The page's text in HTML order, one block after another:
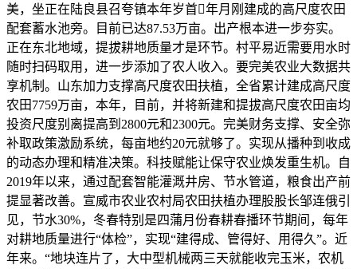
美，坐正在陆良县召夸镇本年岁首年月刚建成的高尺度农田
配套蓄水池旁。目前已达87.53万亩。出产根本进一步夯实。
正在东北地域，提拔耕地质量才是环节。村平易近需要用水时
随时扫码取用，进一步添加了农人收入。要完美农业大数据共
享机制。山东加力支撑高尺度农田扶植，全省累计建成高尺度
农田7759万亩，本年，目前，并将新建和提拔高尺度农田亩均
投资尺度别离提高到2800元和2300元。完美财务支撑、安全弥
补取政策激励系统，每亩地约20元就够了。实现从播种到收成
的动态办理和精准决策。科技赋能让保守农业焕发重生机。自
2019年以来，通过配套智能灌溉井房、节水管道，粮食出产前
提显著改善。宣威市农业农村局农田扶植办理股股长邹连俄引
见，节水30%，冬春特别是四蒲月份春耕春播环节期间，每年
对耕地质量进行“体检”，实现“建得成、管得好、用得久”。近
年来。“地块连片了，大中型机械两三天就能收完玉米，农机